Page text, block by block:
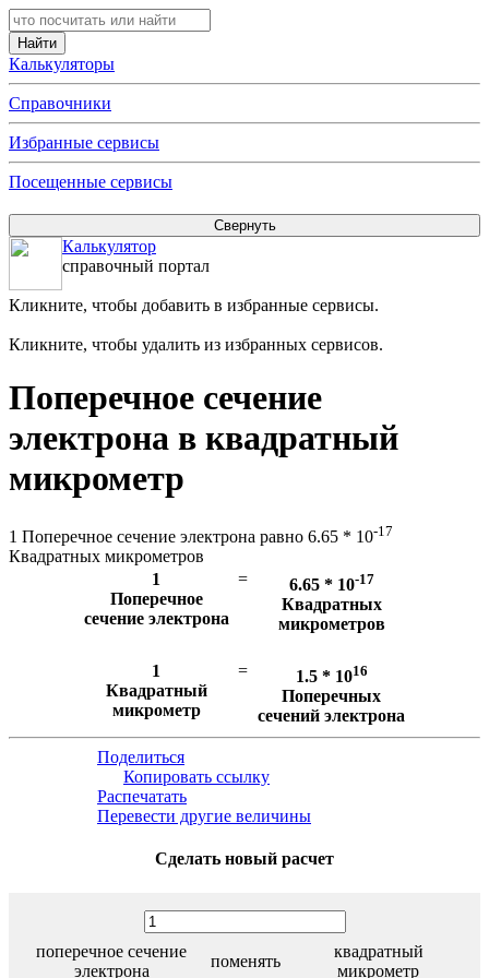
Калькуляторы
Справочники
Избранные сервисы
Посещенные сервисы
Калькулятор
справочный портал
Кликните, чтобы добавить в избранные сервисы.
Кликните, чтобы удалить из избранных сервисов.
Поперечное сечение
электрона в квадратный
микрометр
1 Поперечное сечение электрона равно 6.65 * 10-17
Квадратных микрометров
1
Поперечное
сечение электрона
= 6.65 * 10-17
Квадратных
микрометров
1
Квадратный
микрометр
= 1.5 * 1016
Поперечных
сечений электрона
Поделиться
Копировать ссылку
Распечатать
Перевести другие величины
Сделать новый расчет
поперечное сечение
электрона
поменять
квадратный
микрометр